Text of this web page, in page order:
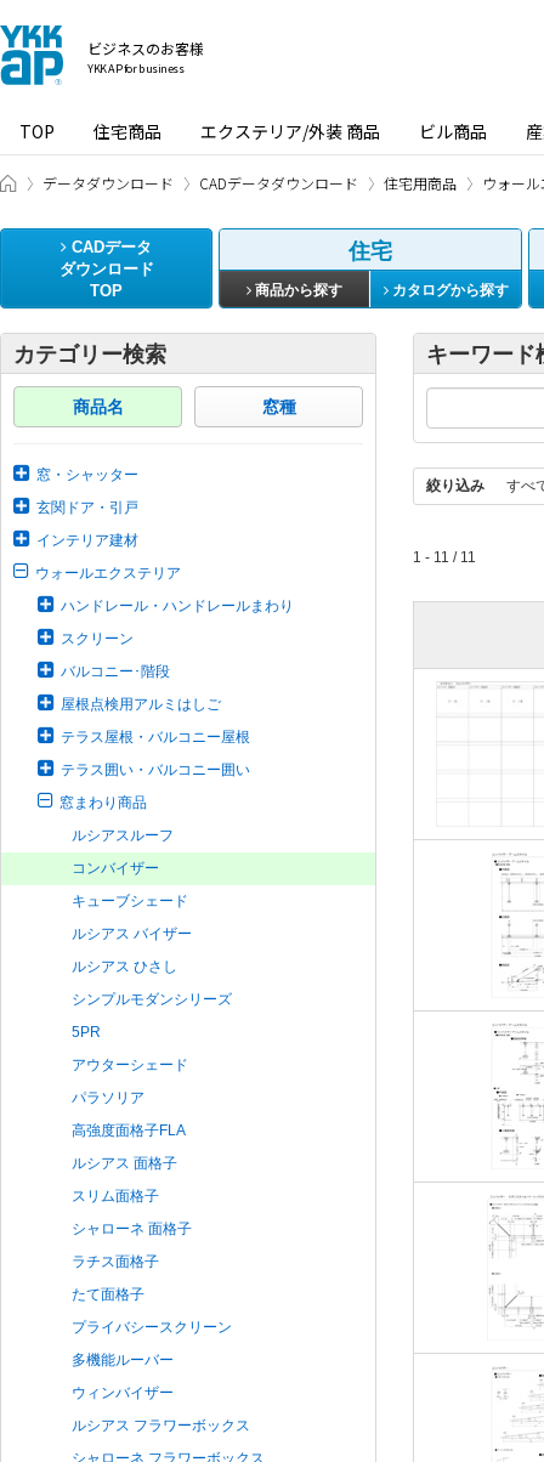
ビジネスのお客様
YKK AP for business
TOP 住宅商品 エクステリア/外装 商品 ビル商品
ビジネスのお客様 HOME
データダウンロード CADデータダウンロード 住宅用商品 ウォー
CADデータ
ダウンロード
TOP
住宅
商品から探す カタログから探す
カテゴリー検索
商品名 窓種
窓・シャッター
玄関ドア・引戸
インテリア建材
ウォールエクステリア
ハンドレール・ハンドレールまわり
スクリーン
バルコニー･階段
屋根点検用アルミはしご
テラス屋根・バルコニー屋根
テラス囲い・バルコニー囲い
窓まわり商品
ルシアスルーフ
コンバイザー
キューブシェード
ルシアス バイザー
ルシアス ひさし
シンプルモダンシリーズ
5PR
アウターシェード
パラソリア
高強度面格子FLA
ルシアス 面格子
スリム面格子
シャローネ 面格子
ラチス面格子
たて面格子
プライバシースクリーン
多機能ルーバー
ウィンバイザー
ルシアス フラワーボックス
シャローネ フラワーボックス
キーワード
絞り込み すべ
1 - 11 / 11